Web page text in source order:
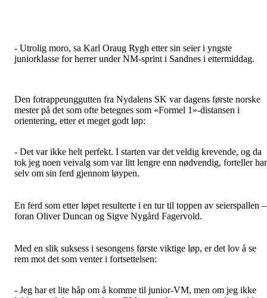
- Utrolig moro, sa Karl Oraug Rygh etter sin seier i yngste
juniorklasse for herrer under NM-sprint i Sandnes i ettermiddag.
Den fotrappeunggutten fra Nydalens SK var dagens første norske
mester på det som ofte betegnes som «Formel 1»-distansen i
orientering, etter et meget godt løp:
- Det var ikke helt perfekt. I starten var det veldig krevende, og da
tok jeg noen veivalg som var litt lengre enn nødvendig, forteller
selv om sin ferd gjennom løypen.
En ferd som etter løpet resulterte i en tur til toppen av seierspallen –
foran Oliver Duncan og Sigve Nygård Fagervold.
Med en slik suksess i sesongens første viktige løp, er det lov å se
rem mot det som venter i fortsettelsen:
- Jeg har et lite håp om å komme til junior-VM, men om jeg ikke